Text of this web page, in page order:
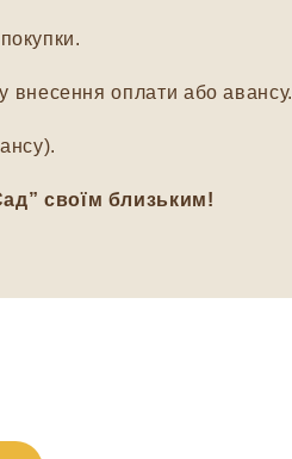
оплати або авансу.
своїм близьким!